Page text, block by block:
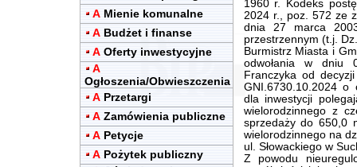
A Mienie komunalne
A Budżet i finanse
A Oferty inwestycyjne
A
Ogłoszenia/Obwieszczenia
A Przetargi
A Zamówienia publiczne
A Petycje
A Pożytek publiczny
1960 r. Kodeks
2024 r., poz. 572 ze
dnia 27 marca
przestrzennym (t.j.
Burmistrz Miasta i
odwołania w dniu
Franczyka od
GNI.6730.10.2024 o
dla inwestycji
wielorodzinnego z
sprzedaży do 650,0
wielorodzinnego na
ul. Słowackiego w
Z powodu